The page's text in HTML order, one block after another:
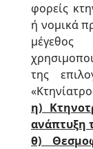
φορείς
ή νομικά
της
η)
ανάπτυξη
θ)